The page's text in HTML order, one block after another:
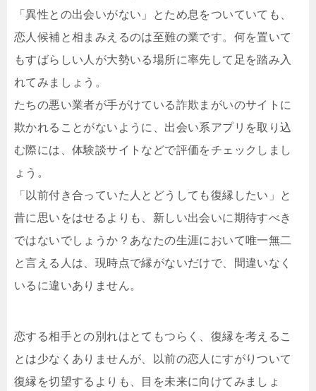
「異性との出会いがない」とため息をついていても、
恋人候補と相まみえるのは至難の業です。何を置いて
もすばらしい人が大勢いる場所に率先して足を踏み入
れてみましょう。
たちの悪い業者が手がけている詐欺まがいのサイトに
欺かれることがないように、出会い系アプリを取り込
む際には、体験談サイトなどで評価をチェックしまし
ょう。
「以前付き合っていた人とどうしても復縁したい」と
昔に思いをはせるよりも、新しい出会いに期待すべき
ではないでしょうか？あなたの生涯において唯一無二
と言える人は、現時点で縁がないだけで、間違いなく
いるに違いありません。
恋する相手との別れはとてもつらく、復縁を考えるこ
とは少なくありませんが、以前の恋人にすがりついて
復縁を切望するよりも、目を未来に向けてみましょ